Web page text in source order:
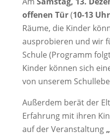
offenen Tür(10-13 Uhr
Räume, die Kinder
ausprobieren und wir
Schule (Programm
Kinder können sich
von unserem
Außerdem berät der
Erfahrung mit ihren
auf der Veranstaltung